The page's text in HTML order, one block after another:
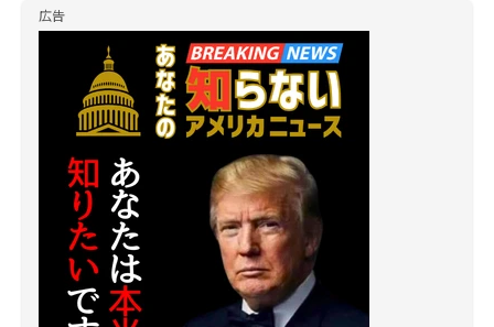
広告